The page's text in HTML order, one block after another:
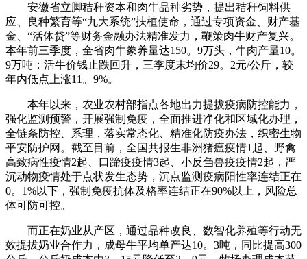
安徽省立脚秸秆资本和肉牛品种劣势，提出秸秆饲料供
应、良种繁育等“九大系统”扶植使命，通过专项资金、财产基
金、“活体贷”等财务金融办法精准发力，鞭策肉牛财产复兴。
本年前三季度，全省肉牛豢养量达150。9万头，牛肉产量10。
9万吨；活牛价钱止跌回升，三季度末均价29。2元/公斤，较
年内低点上涨11。9%。
本年以来，农业农村部指点各地出力提拔疫病防控能力，
强化监测预警，开展强制免疫，全面推进净化和区域化办理，
全链条防控、系理，落实常态化、精准化防疫办法，织密生物
平安防护网。截至目前，全国共报生非洲猪瘟疫情1起、野禽
高致病性疫情2起、口蹄疫疫情3起、小反刍兽疫疫情2起，严
沉动物疫情处于点状发生态势，沉点监测疫病阳性率连结正在
0。1%以下，强制免疫抗体及格率连结正在90%以上，风险总
体可防可控。
而正在奶业从产区，通过品种改良、数智化养殖等行动无
效提拔奶业合作力，成母牛平均单产达10。3吨，同比提高300